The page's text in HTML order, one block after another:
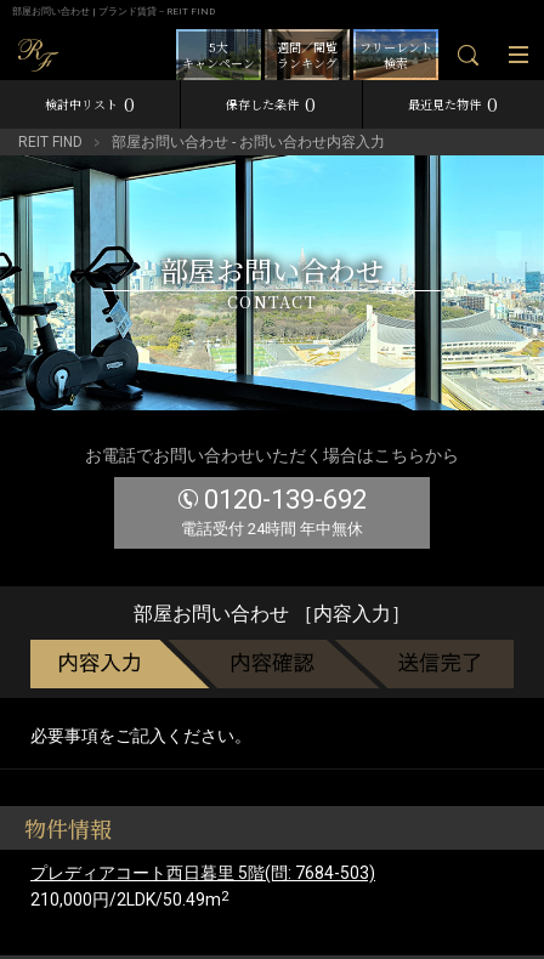
部屋お問い合わせ | ブランド賃貸－REIT FIND
フリーレント
検索
週間／閲覧
ランキング
5大
キャンペーン
検討中リスト 0 保存した条件 0 最近見た物件 0
REIT FIND 部屋お問い合わせ - お問い合わせ内容入力
部屋お問い合わせ
CONTACT
お電話でお問い合わせいただく場合はこちらから
0120-139-692
電話受付 24時間 年中無休
部屋お問い合わせ ［内容入力］
必要事項をご記入ください。
物件情報
プレディアコート西日暮里 5階(問: 7684-503)
210,000円/2LDK/50.49m2